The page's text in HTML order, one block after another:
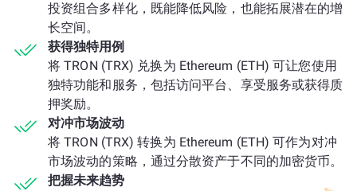
投资组合多样化，既能降低风险，也能拓展潜在的增
长空间。
获得独特用例
将 TRON (TRX) 兑换为 Ethereum (ETH) 可让您使用
独特功能和服务，包括访问平台、享受服务或获得质
押奖励。
对冲市场波动
将 TRON (TRX) 转换为 Ethereum (ETH) 可作为对冲
市场波动的策略，通过分散资产于不同的加密货币。
把握未来趋势